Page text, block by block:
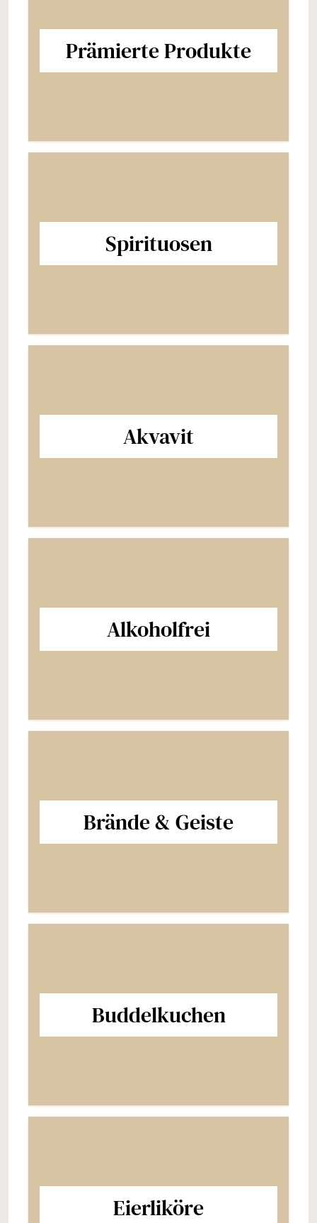
Prämierte Produkte
Spirituosen
Akvavit
Alkoholfrei
Brände & Geiste
Buddelkuchen
Eierliköre